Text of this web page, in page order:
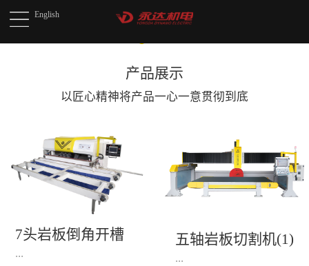
English
产品展示
以匠心精神将产品一心一意贯彻到底
7头岩板倒角开槽
机(1)
...
五轴岩板切割机(1)
...